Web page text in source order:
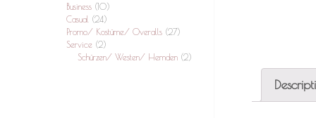
Business (10)
Casual (24)
Promo/ Kostüme/ Overalls (27)
Service (2)
Schürzen/ Westen/ Hemden (2)